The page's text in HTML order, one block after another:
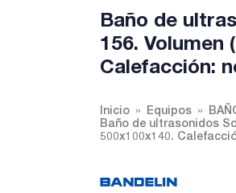
Baño de
156. Volumen
Calefacción:
Inicio Equipos
Baño de ultrasonidos
500x100x140.